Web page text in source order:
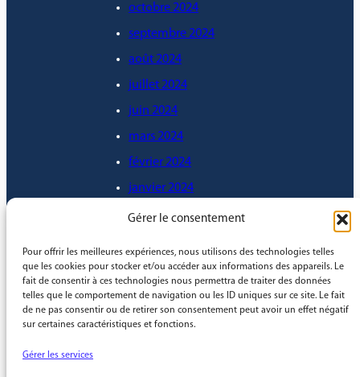
Gérer le consentement
Pour offrir les meilleures expériences, nous utilisons des technologies telles
que les cookies pour stocker et/ou accéder aux informations des appareils. Le
fait de consentir à ces technologies nous permettra de traiter des données
telles que le comportement de navigation ou les ID uniques sur ce site. Le fait
de ne pas consentir ou de retirer son consentement peut avoir un effet négatif
sur certaines caractéristiques et fonctions.
Gérer les services
octobre 2024
septembre 2024
août 2024
juillet 2024
juin 2024
mars 2024
février 2024
janvier 2024
décembre 2023
octobre 2023
septembre 2023
août 2023